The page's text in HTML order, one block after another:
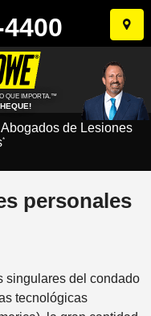
Ir
al
QUE IMPORTA.™
de Lesiones
*
personales
singulares del condado
tecnológicas